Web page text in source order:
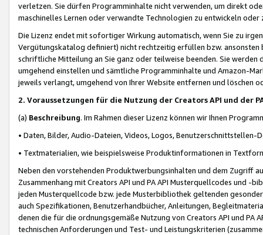
verletzen. Sie dürfen Programminhalte nicht verwenden, um direkt
maschinelles Lernen oder verwandte Technologien zu entwickeln
Die Lizenz endet mit sofortiger Wirkung automatisch, wenn Sie zu
Vergütungskatalog definiert) nicht rechtzeitig erfüllen bzw. ansonsten
schriftliche Mitteilung an Sie ganz oder teilweise beenden. Sie werden
umgehend einstellen und sämtliche Programminhalte und Amazon-
jeweils verlangt, umgehend von Ihrer Website entfernen und löschen
2. Voraussetzungen für die Nutzung der Creators API und der
(a) Beschreibung. Im Rahmen dieser Lizenz können wir Ihnen
• Daten, Bilder, Audio-Dateien, Videos, Logos, Benutzerschnittstellen-
• Textmaterialien, wie beispielsweise Produktinformationen in
Neben den vorstehenden Produktwerbungsinhalten und dem Zugriff
Zusammenhang mit Creators API und PA API Musterquellcodes und
jeden Musterquellcode bzw. jede Musterbibliothek geltenden
auch Spezifikationen, Benutzerhandbücher, Anleitungen,
denen die für die ordnungsgemäße Nutzung von Creators API und PA
technischen Anforderungen und Test- und Leistungskriterien